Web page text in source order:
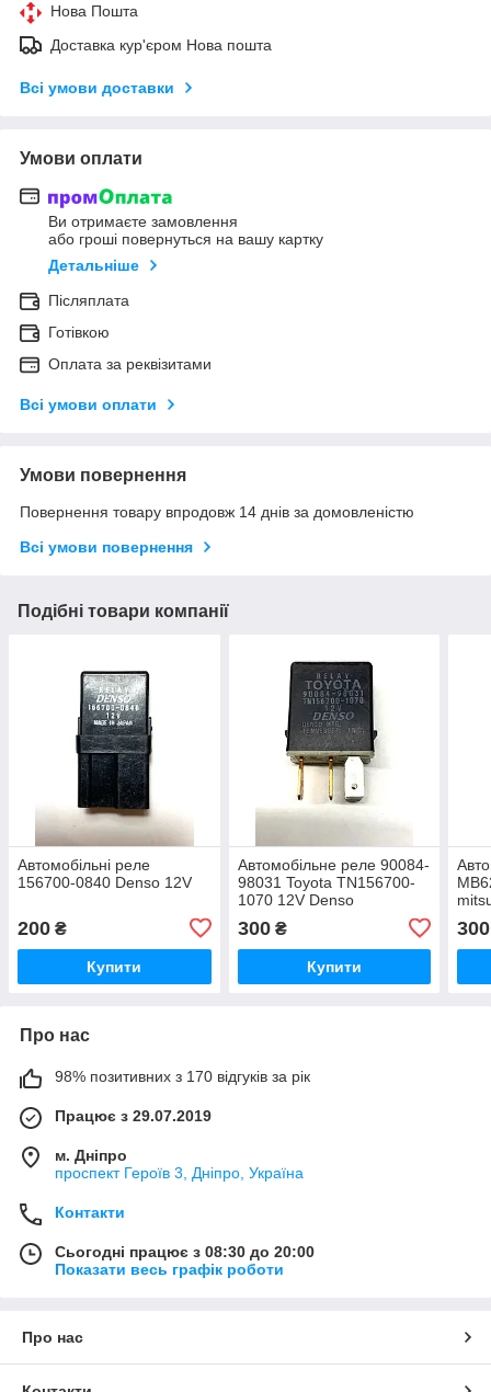
Нова Пошта
Доставка кур'єром Нова пошта
Всі умови доставки
Умови оплати
Ви отримаєте замовлення
або гроші повернуться на вашу картку
Детальніше
Післяплата
Готівкою
Оплата за реквізитами
Всі умови оплати
Умови повернення
Повернення товару впродовж 14 днів за домовленістю
Всі умови повернення
Подібні товари компанії
Автомобільні реле
156700-0840 Denso 12V
200 ₴
Купити
Автомобільне реле 90084-
98031 Toyota TN156700-
1070 12V Denso
300₴
Купити
300
Про нас
98% позитивних з 170 відгуків за рік
Працює з 29.07.2019
м. Дніпро
проспект Героїв 3, Дніпро, Україна
Контакти
Сьогодні працює з 08:30 до 20:00
Показати весь графік роботи
Про нас